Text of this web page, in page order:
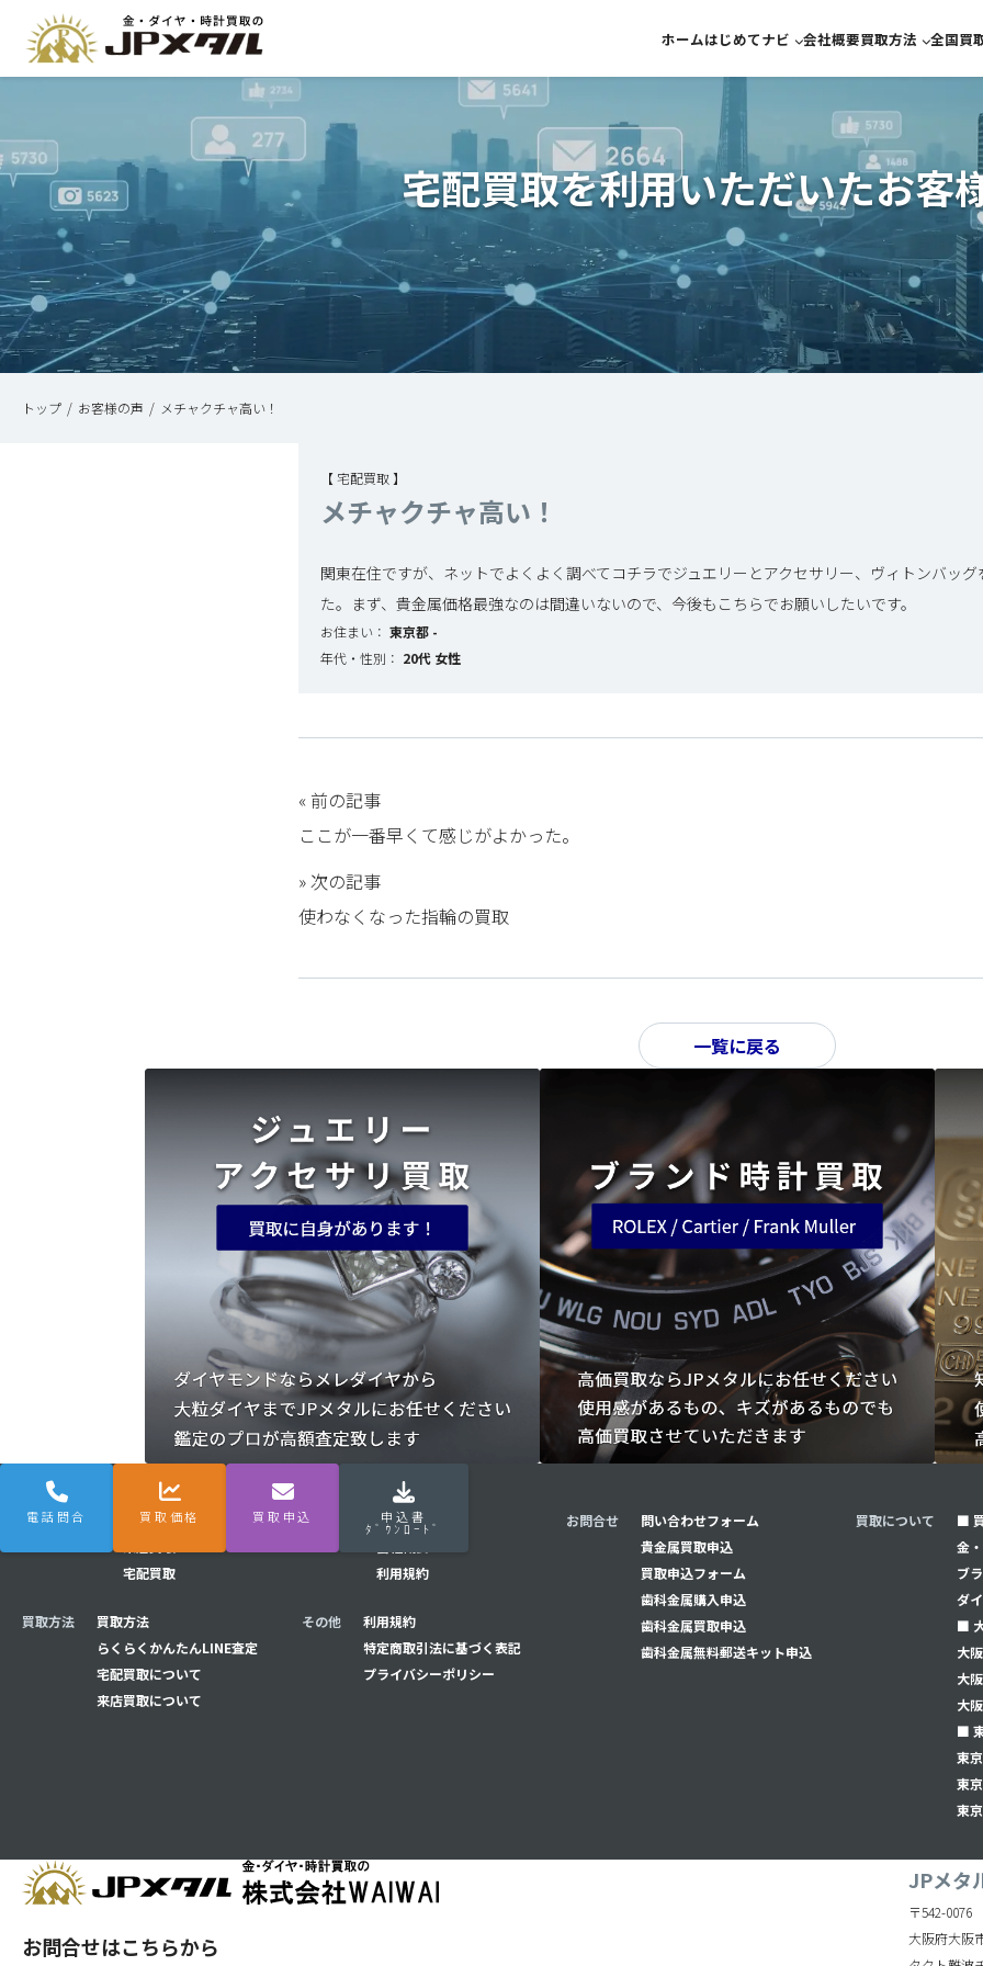
ホームはじめてナビ
来店買取
会社概要買取方法
らくらくかんた
宅配買取につい
来店買取につい
全国買
ブラ
ダイ
10万
宅配買取を利用いただいたお客
トップ お客様の声 メチャクチャ高い！
【 宅配買取 】
メチャクチャ高い！
関東在住ですが、ネットでよくよく調べてコチラでジュエリーとアクセサリー、ヴィトンバッグ
た。まず、貴金属価格最強なのは間違いないので、今後もこちらでお願いしたいです。
お住まい： 東京都 -
年代・性別： 20代 女性
« 前の記事
ここが一番早くて感じがよかった。
» 次の記事
使わなくなった指輪の買取
一覧に戻る
電話問合 買取価格 買取申込 申込書
ﾀﾞｳﾝﾛｰﾄﾞ
はじめてナビ
はじめてナビ
宅配買取
買取方法
買取方法
らくらくかんたんLINE査定
宅配買取について
来店買取について
メニュー
Q&A
利用規約
その他
利用規約
特定商取引法に基づく表記
プライバシーポリシー
お問合せ
問い合わせフォーム
貴金属買取申込
買取申込フォーム
⻭科金属購入申込
⻭科金属買取申込
⻭科金属無料郵送キット申込
買取について
■
金
ブ
ダ
■
大
大
大
■
東
東
東
お問合せはこちらから
JPメタ
〒542-0076
大阪府大阪